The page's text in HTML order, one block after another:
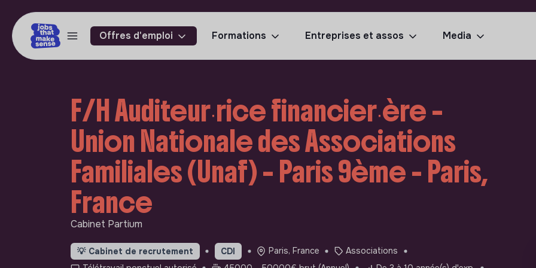
Offres d'emploi Formations Entreprises et assos Media
F/H Auditeur∙rice financier∙ère –
Union Nationale des Associations
Familiales (Unaf) – Paris 9ème - Paris,
France
Cabinet Partium
💡 Cabinet de recrutement CDI Paris, France
Associations